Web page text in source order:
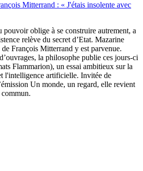
Mitterrand : « J'étais insolente avec
pouvoir oblige à se construire autrement, a
relève du secret d’Etat. Mazarine
François Mitterrand y est parvenue.
la philosophe publie ces jours-ci
Flammarion), un essai ambitieux sur la
l'intelligence artificielle. Invitée de
Un monde, un regard, elle revient